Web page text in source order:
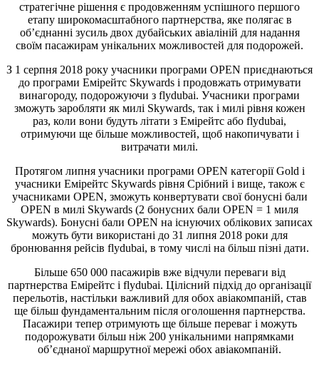
стратегічне рішення є продовженням успішного першого
етапу широкомасштабного партнерства, яке полягає в
об’єднанні зусиль двох дубайських авіаліній для надання
своїм пасажирам унікальних можливостей для подорожей.
З 1 серпня 2018 року учасники програми OPEN приєднаються
до програми Емірейтс Skywards і продовжать отримувати
винагороду, подорожуючи з flydubai. Учасники програми
зможуть заробляти як милі Skywards, так і милі рівня кожен
раз, коли вони будуть літати з Емірейтс або flydubai,
отримуючи ще більше можливостей, щоб накопичувати і
витрачати милі.
Протягом липня учасники програми OPEN категорії Gold і
учасники Емірейтс Skywards рівня Срібний і вище, також є
учасниками OPEN, зможуть конвертувати свої бонусні бали
OPEN в милі Skywards (2 бонусних бали OPEN = 1 миля
Skywards). Бонусні бали OPEN на існуючих облікових записах
можуть бути використані до 31 липня 2018 роки для
бронювання рейсів flydubai, в тому числі на більш пізні дати.
Більше 650 000 пасажирів вже відчули переваги від
партнерства Емірейтс і flydubai. Цілісний підхід до організації
перельотів, настільки важливий для обох авіакомпаній, став
ще більш фундаментальним після оголошення партнерства.
Пасажири тепер отримують ще більше переваг і можуть
подорожувати більш ніж 200 унікальними напрямками
об’єднаної маршрутної мережі обох авіакомпаній.